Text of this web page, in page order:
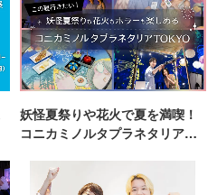
妖怪夏祭りや花火で夏を満喫！
コニカミノルタプラネタリア